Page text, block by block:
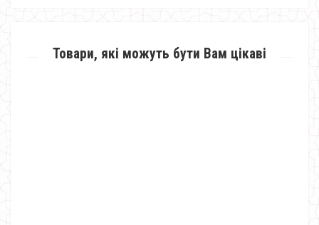
Товари, які можуть бути Вам цікаві